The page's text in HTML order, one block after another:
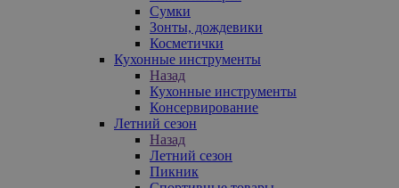
Сумки
Зонты, дождевики
Косметички
Кухонные инструменты
Назад
Кухонные инструменты
Консервирование
Летний сезон
Назад
Летний сезон
Пикник